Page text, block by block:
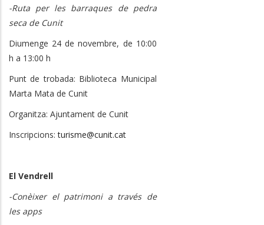
-Ruta per les barraques de pedra
seca de Cunit
Diumenge 24 de novembre, de 10:00
h a 13:00 h
Punt de trobada: Biblioteca Municipal
Marta Mata de Cunit
Organitza: Ajuntament de Cunit
Inscripcions:turisme@cunit.cat
El Vendrell
-Conèixer el patrimoni a través de
les apps